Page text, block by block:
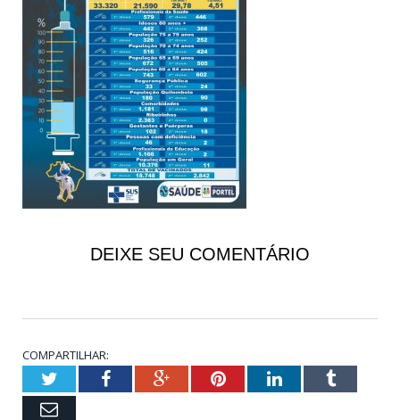
DEIXE SEU COMENTÁRIO
COMPARTILHAR:
TwitterFacebookGoogle+PinterestLinkedInTumblr
Email